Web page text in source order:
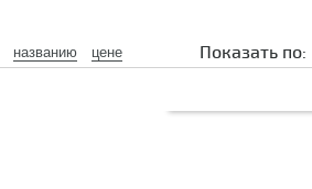
названию цене Показать по: